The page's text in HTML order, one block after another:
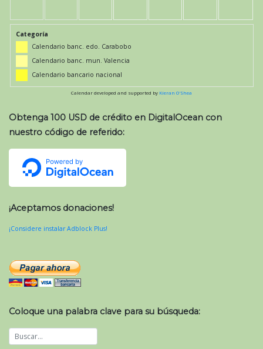
Categoría
Calendario banc. edo. Carabobo
Calendario banc. mun. Valencia
Calendario bancario nacional
Calendar developed and supported by Kieran O'Shea
Obtenga 100 USD de crédito en DigitalOcean con
nuestro código de referido:
¡Aceptamos donaciones!
¡Considere instalar Adblock Plus!
Coloque una palabra clave para su búsqueda: